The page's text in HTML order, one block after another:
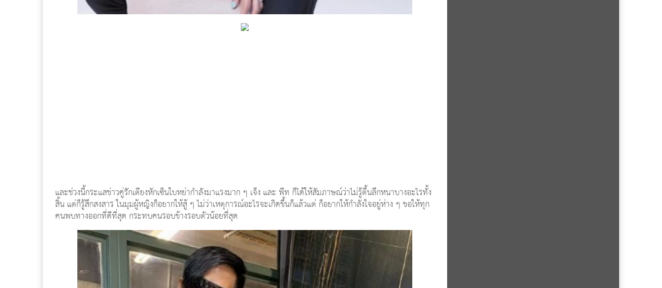
และช่วงนี้กระแสข่าวคู่รักเตียงหักเซ็นใบหย่ากำลังมาแรงมาก ๆ เจ็ง และ พีท ก็ได้ให้สัมภาษณ์ว่าไม่รู้ตื้นลึกหนาบางอะไรทั้ง
สิ้น แต่ก็รู้สึกสงสาร ในมุมผู้หญิงก็อยากให้สู้ ๆ ไม่ว่าเหตุการณ์อะไรจะเกิดขึ้นก็แล้วแต่ ก็อยากให้กำลังใจอยู่ห่าง ๆ ขอให้ทุก
คนพบทางออกที่ดีที่สุด กระทบคนรอบข้างรอบตัวน้อยที่สุด